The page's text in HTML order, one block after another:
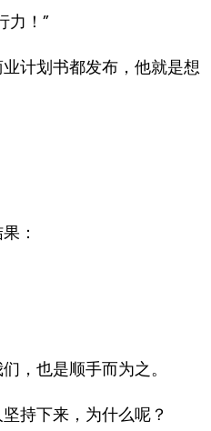
力！”
计划书都发布，他就是想
：
，也是顺手而为之。
持下来，为什么呢？